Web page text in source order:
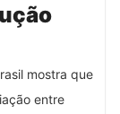
mostra que
entre